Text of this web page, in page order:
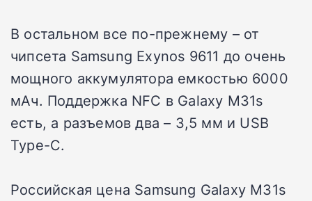
В остальном все по-прежнему – от
чипсета Samsung Exynos 9611 до очень
мощного аккумулятора емкостью 6000
мАч. Поддержка NFC в Galaxy M31s
есть, а разъемов два – 3,5 мм и USB
Type-C.
Российская цена Samsung Galaxy M31s